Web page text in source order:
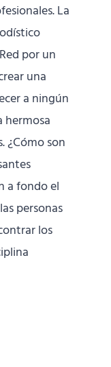
La
por un
una
a ningún
hermosa
¿Cómo son
a fondo el
personas
los